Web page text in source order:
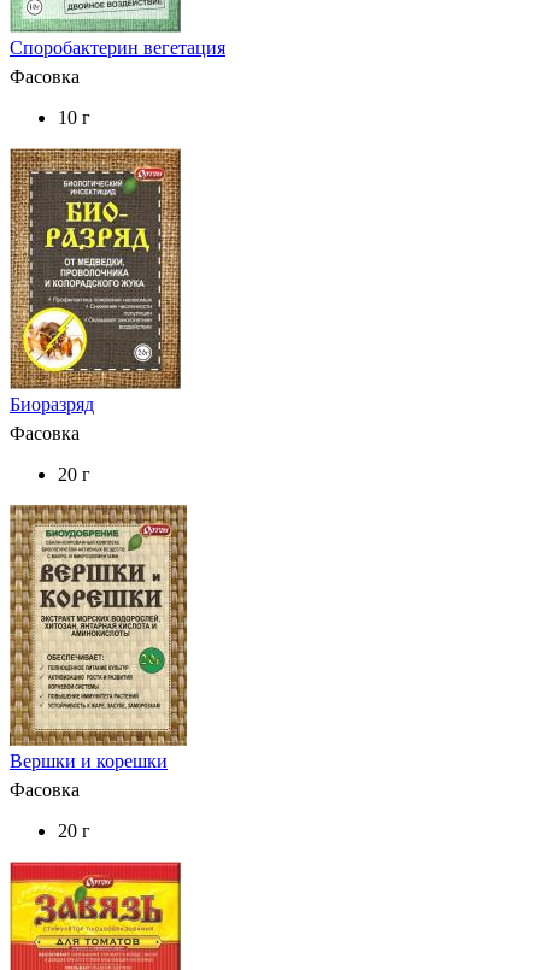
Споробактерин вегетация
Фасовка
10 г
Биоразряд
Фасовка
20 г
Вершки и корешки
Фасовка
20 г